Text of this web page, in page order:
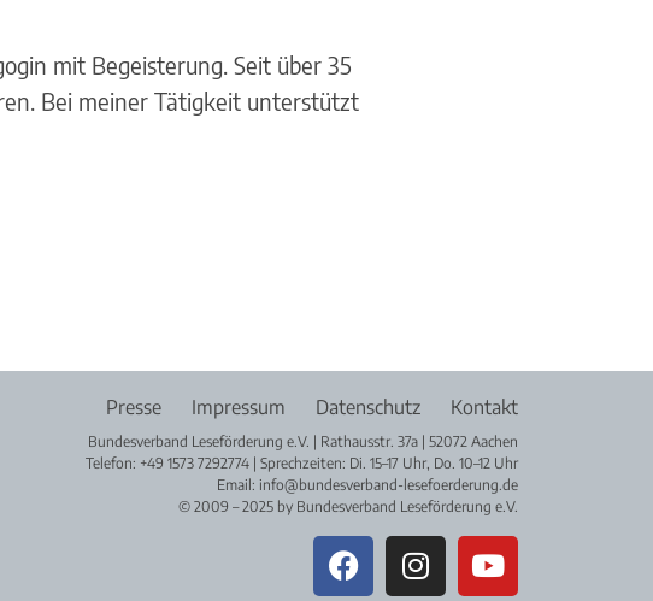
mit Begeisterung. Seit über 35
Bei meiner Tätigkeit unterstützt
Presse Impressum Datenschutz Kontakt
Bundesverband Leseförderung e.V. | Rathausstr. 37a | 52072 Aachen
Telefon: +49 1573 7292774 | Sprechzeiten: Di. 15–17 Uhr, Do. 10–12 Uhr
Email: info@bundesverband-lesefoerderung.de
© 2009 – 2025 by Bundesverband Leseförderung e.V.